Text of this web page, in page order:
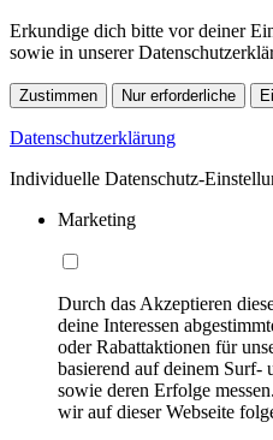
Erkundige dich bitte vor deiner
sowie in unserer
Zustimmen Nur erforderliche
Datenschutzerklärung
Individuelle Datenschutz-
Marketing
Durch das Akzeptieren
deine Interessen
oder Rabattaktionen für
basierend auf deinem Surf-
sowie deren Erfolge
wir auf dieser Webseite